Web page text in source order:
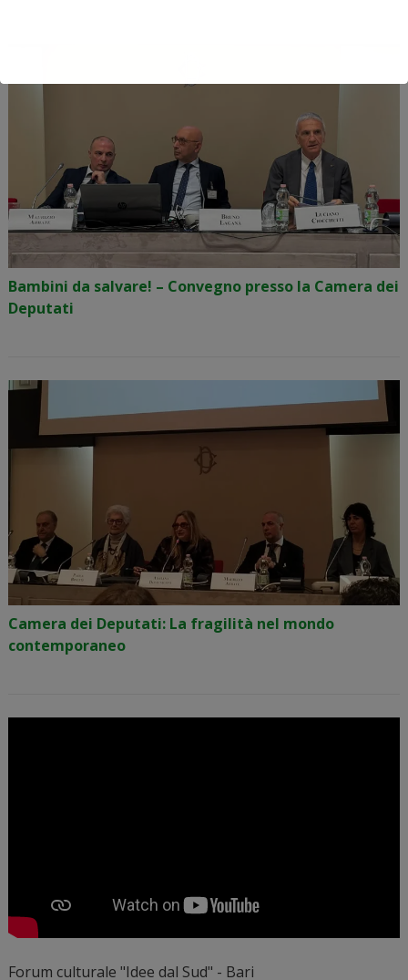
Bambini da salvare! – Convegno presso la Camera dei
Deputati
Camera dei Deputati: La fragilità nel mondo
contemporaneo
Forum culturale "Idee dal Sud" - Bari